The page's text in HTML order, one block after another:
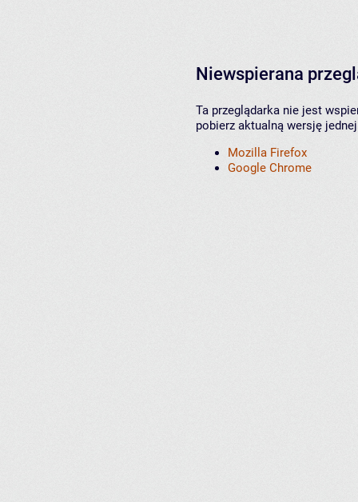
Niewspierana
Ta przeglądarka nie jest
pobierz aktualną wersję
Mozilla Firefox
Google Chrome